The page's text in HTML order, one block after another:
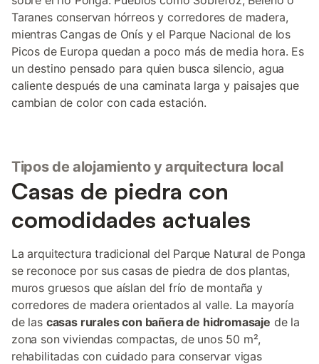
Taranes conservan hórreos y corredores de madera,
mientras Cangas de Onís y el Parque Nacional de los
Picos de Europa quedan a poco más de media hora. Es
un destino pensado para quien busca silencio, agua
caliente después de una caminata larga y paisajes que
cambian de color con cada estación.
Tipos de alojamiento y arquitectura local
Casas de piedra con
comodidades actuales
La arquitectura tradicional del Parque Natural de Ponga
se reconoce por sus casas de piedra de dos plantas,
muros gruesos que aíslan del frío de montaña y
corredores de madera orientados al valle. La mayoría
de las casas rurales con bañera de hidromasaje de la
zona son viviendas compactas, de unos 50 m²,
rehabilitadas con cuidado para conservar vigas